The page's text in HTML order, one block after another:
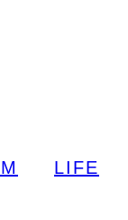
LIFE